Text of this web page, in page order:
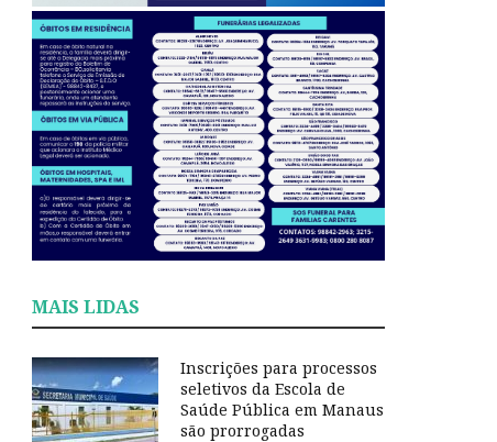
MAIS LIDAS
Inscrições para processos
seletivos da Escola de
Saúde Pública em Manaus
são prorrogadas